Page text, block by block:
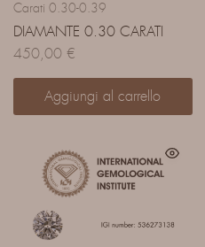
Carati 0.30-0.39
DIAMANTE 0.30 CARATI
450,00 €
Aggiungi al carrello